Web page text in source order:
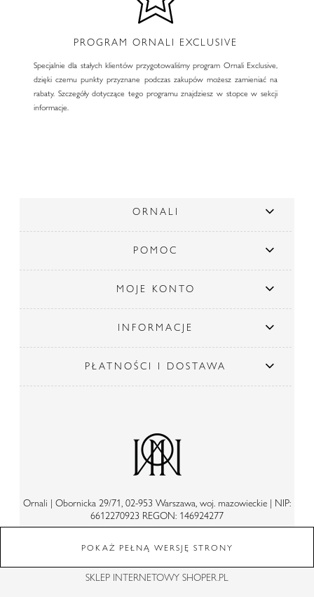
PROGRAM ORNALI EXCLUSIVE
Specjalnie dla stałych klientów przygotowaliśmy program Ornali Exclusive,
dzięki czemu punkty przyznane podczas zakupów możesz zamieniać na
rabaty. Szczegóły dotyczące tego programu znajdziesz w stopce w sekcji
informacje.
ORNALI
POMOC
MOJE KONTO
INFORMACJE
PŁATNOŚCI I DOSTAWA
Ornali | Obornicka 29/71, 02-953 Warszawa, woj. mazowieckie | NIP:
6612270923 REGON: 146924277
POKAŻ PEŁNĄ WERSJĘ STRONY
SKLEP INTERNETOWY SHOPER.PL